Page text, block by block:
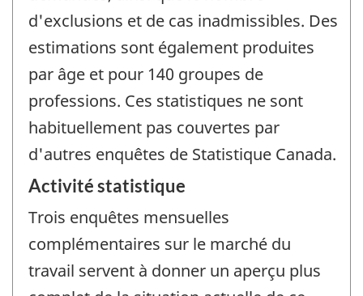
d'exclusions et de cas inadmissibles. Des
estimations sont également produites
par âge et pour 140 groupes de
professions. Ces statistiques ne sont
habituellement pas couvertes par
d'autres enquêtes de Statistique Canada.
Activité statistique
Trois enquêtes mensuelles
complémentaires sur le marché du
travail servent à donner un aperçu plus